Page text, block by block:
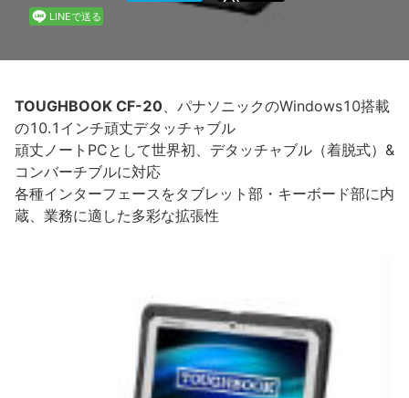
LINEで送る
TOUGHBOOK CF-20、パナソニックのWindows10搭載
の10.1インチ頑丈デタッチャブル
頑丈ノートPCとして世界初、デタッチャブル（着脱式）&
コンバーチブルに対応
各種インターフェースをタブレット部・キーボード部に内
蔵、業務に適した多彩な拡張性